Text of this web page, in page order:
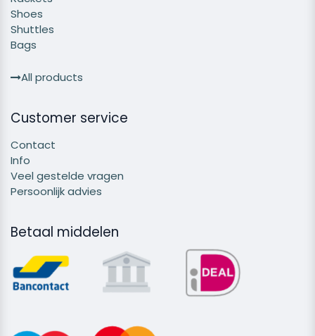
Shoes
Shuttles
Bags
All products
Customer service
Contact
Info
Veel gestelde vragen
Persoonlijk advies
Betaal middelen